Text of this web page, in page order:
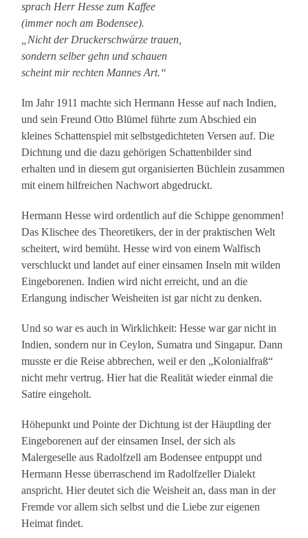
sprach Herr Hesse zum Kaffee
(immer noch am Bodensee).
„Nicht der Druckerschwärze trauen,
sondern selber gehn und schauen
scheint mir rechten Mannes Art.“
Im Jahr 1911 machte sich Hermann Hesse auf nach Indien,
und sein Freund Otto Blümel führte zum Abschied ein
kleines Schattenspiel mit selbstgedichteten Versen auf. Die
Dichtung und die dazu gehörigen Schattenbilder sind
erhalten und in diesem gut organisierten Büchlein zusammen
mit einem hilfreichen Nachwort abgedruckt.
Hermann Hesse wird ordentlich auf die Schippe genommen!
Das Klischee des Theoretikers, der in der praktischen Welt
scheitert, wird bemüht. Hesse wird von einem Walfisch
verschluckt und landet auf einer einsamen Inseln mit wilden
Eingeborenen. Indien wird nicht erreicht, und an die
Erlangung indischer Weisheiten ist gar nicht zu denken.
Und so war es auch in Wirklichkeit: Hesse war gar nicht in
Indien, sondern nur in Ceylon, Sumatra und Singapur. Dann
musste er die Reise abbrechen, weil er den „Kolonialfraß“
nicht mehr vertrug. Hier hat die Realität wieder einmal die
Satire eingeholt.
Höhepunkt und Pointe der Dichtung ist der Häuptling der
Eingeborenen auf der einsamen Insel, der sich als
Malergeselle aus Radolfzell am Bodensee entpuppt und
Hermann Hesse überraschend im Radolfzeller Dialekt
anspricht. Hier deutet sich die Weisheit an, dass man in der
Fremde vor allem sich selbst und die Liebe zur eigenen
Heimat findet.